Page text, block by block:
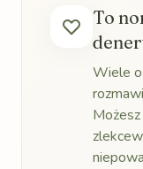
To
Wiele